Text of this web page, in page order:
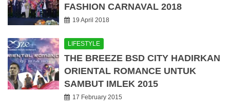
FASHION CARNAVAL 2018
19 April 2018
LIFESTYLE
THE BREEZE BSD CITY HADIRKAN
ORIENTAL ROMANCE UNTUK
SAMBUT IMLEK 2015
17 February 2015